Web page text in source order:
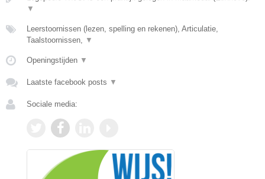
▼
Leerstoornissen (lezen, spelling en rekenen), Articulatie,
Taalstoornissen, ▼
Openingstijden ▼
Laatste facebook posts ▼
Sociale media: